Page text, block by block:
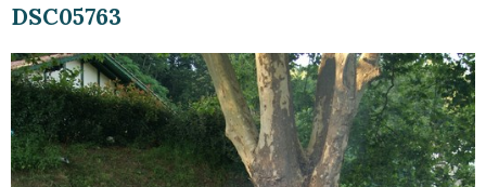
DSC05763